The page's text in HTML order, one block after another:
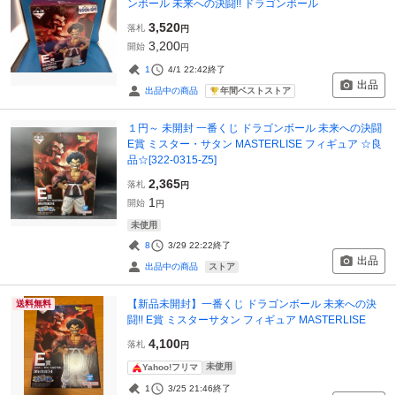
ンボール 未来への決闘!! ドラゴンボール
落札 3,520円
開始 3,200円
1 4/1 22:42終了
出品中の商品 年間ベストストア 出品
１円～ 未開封 一番くじ ドラゴンボール 未来への決闘
E賞 ミスター・サタン MASTERLISE フィギュア ☆良
品☆[322-0315-Z5]
落札 2,365円
開始 1 円
未使用
8 3/29 22:22終了
出品中の商品 ストア 出品
送料無料
【新品未開封】一番くじ ドラゴンボール 未来への決
闘!! E賞 ミスターサタン フィギュア MASTERLISE
落札 4,100円
Yahoo!フリマ 未使用
1 3/25 21:46終了